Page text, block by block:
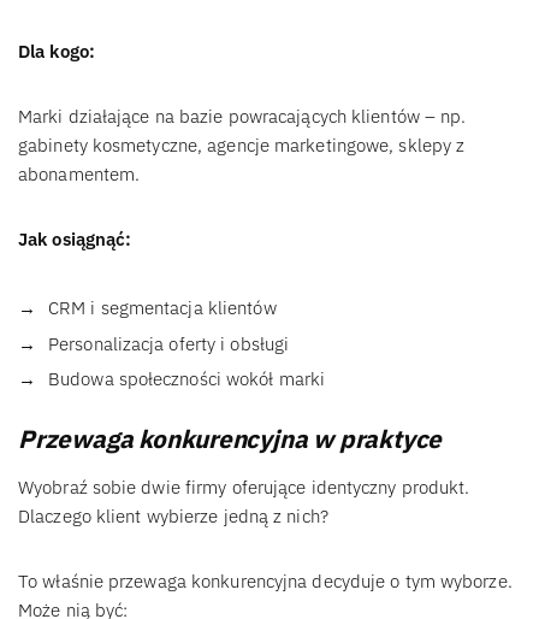
Dla kogo:
Marki działające na bazie powracających klientów – np.
gabinety kosmetyczne, agencje marketingowe, sklepy z
abonamentem.
Jak osiągnąć:
CRM i segmentacja klientów
Personalizacja oferty i obsługi
Budowa społeczności wokół marki
Przewaga konkurencyjna w praktyce
Wyobraź sobie dwie firmy oferujące identyczny produkt.
Dlaczego klient wybierze jedną z nich?
To właśnie przewaga konkurencyjna decyduje o tym wyborze.
Może nią być: